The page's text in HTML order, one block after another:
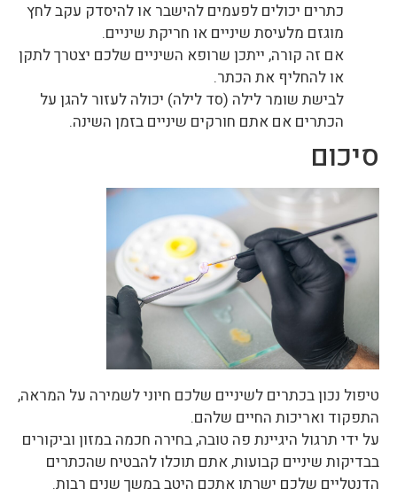
כתרים יכולים לפעמים להישבר או להיסדק עקב לחץ
מוגזם מלעיסת שיניים או חריקת שיניים.
אם זה קורה, ייתכן שרופא השיניים שלכם יצטרך לתקן
או להחליף את הכתר.
לבישת שומר לילה (סד לילה) יכולה לעזור להגן על
הכתרים אם אתם חורקים שיניים בזמן השינה.
סיכום
טיפול נכון בכתרים לשיניים שלכם חיוני לשמירה על המראה,
התפקוד ואריכות החיים שלהם.
על ידי תרגול היגיינת פה טובה, בחירה חכמה במזון וביקורים
בבדיקות שיניים קבועות, אתם תוכלו להבטיח שהכתרים
הדנטליים שלכם ישרתו אתכם היטב במשך שנים רבות.